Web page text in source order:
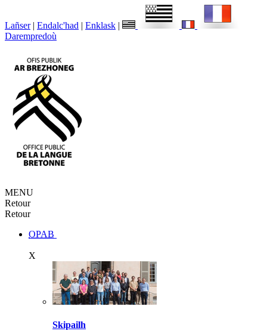
Lañser | Endalc'had | Enklask |
Darempredoù
MENU
Retour
Retour
OPAB
X
Skipailh